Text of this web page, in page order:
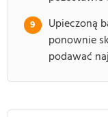
Upieczoną
ponownie
podawać